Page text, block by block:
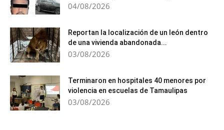
04/08/2026
Reportan la localización de un león dentro
de una vivienda abandonada...
03/08/2026
Terminaron en hospitales 40 menores por
violencia en escuelas de Tamaulipas
03/08/2026